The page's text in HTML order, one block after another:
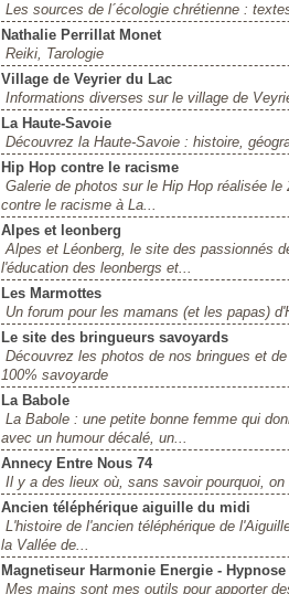
Les sources de l´écologie chrétienne :
Nathalie Perrillat Monet
Reiki, Tarologie
Village de Veyrier du Lac
Informations diverses sur le village de
La Haute-Savoie
Découvrez la Haute-Savoie : histoire,
Hip Hop contre le racisme
Galerie de photos sur le Hip Hop réalisée
contre le racisme à La...
Alpes et leonberg
Alpes et Léonberg, le site des passionnés
l'éducation des leonbergs et...
Les Marmottes
Un forum pour les mamans (et les papas)
Le site des bringueurs savoyards
Découvrez les photos de nos bringues et
100% savoyarde
La Babole
La Babole : une petite bonne femme qui
avec un humour décalé, un...
Annecy Entre Nous 74
Il y a des lieux où, sans savoir pourquoi,
Ancien téléphérique aiguille du midi
L'histoire de l'ancien téléphérique de
la Vallée de...
Magnetiseur Harmonie Energie - Hypnose
Mes mains sont mes outils pour apporter